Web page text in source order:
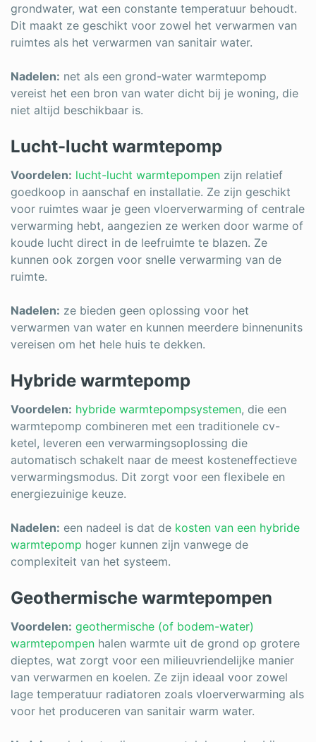
grondwater, wat een constante temperatuur behoudt.
Dit maakt ze geschikt voor zowel het verwarmen van
ruimtes als het verwarmen van sanitair water.
Nadelen: net als een grond-water warmtepomp
vereist het een bron van water dicht bij je woning, die
niet altijd beschikbaar is.
Lucht-lucht warmtepomp
Voordelen: lucht-lucht warmtepompen zijn relatief
goedkoop in aanschaf en installatie. Ze zijn geschikt
voor ruimtes waar je geen vloerverwarming of centrale
verwarming hebt, aangezien ze werken door warme of
koude lucht direct in de leefruimte te blazen. Ze
kunnen ook zorgen voor snelle verwarming van de
ruimte.
Nadelen: ze bieden geen oplossing voor het
verwarmen van water en kunnen meerdere binnenunits
vereisen om het hele huis te dekken.
Hybride warmtepomp
Voordelen: hybride warmtepompsystemen, die een
warmtepomp combineren met een traditionele cv-
ketel, leveren een verwarmingsoplossing die
automatisch schakelt naar de meest kosteneffectieve
verwarmingsmodus. Dit zorgt voor een flexibele en
energiezuinige keuze.
Nadelen: een nadeel is dat de kosten van een hybride
warmtepomp hoger kunnen zijn vanwege de
complexiteit van het systeem.
Geothermische warmtepompen
Voordelen: geothermische (of bodem-water)
warmtepompen halen warmte uit de grond op grotere
dieptes, wat zorgt voor een milieuvriendelijke manier
van verwarmen en koelen. Ze zijn ideaal voor zowel
lage temperatuur radiatoren zoals vloerverwarming als
voor het produceren van sanitair warm water.